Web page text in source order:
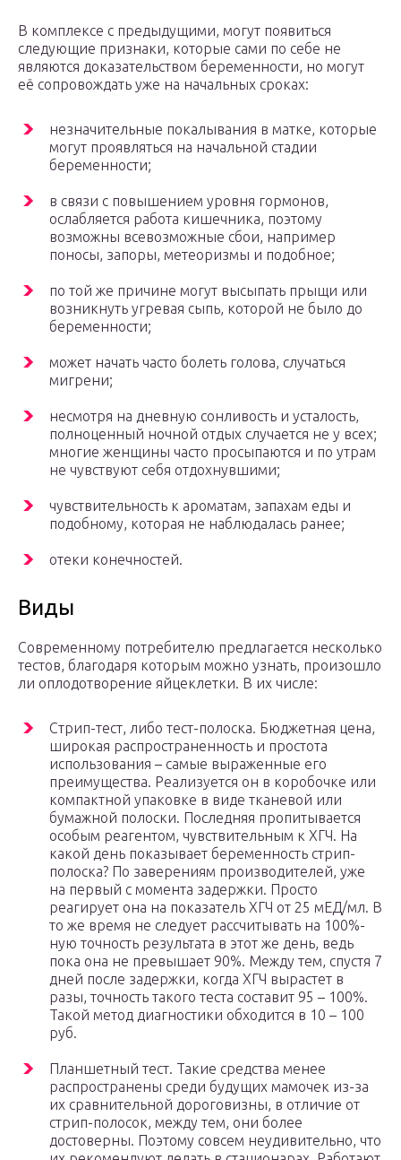
В комплексе с предыдущими, могут появиться
следующие признаки, которые сами по себе не
являются доказательством беременности, но могут
её сопровождать уже на начальных сроках:
незначительные покалывания в матке, которые
могут проявляться на начальной стадии
беременности;
в связи с повышением уровня гормонов,
ослабляется работа кишечника, поэтому
возможны всевозможные сбои, например
поносы, запоры, метеоризмы и подобное;
по той же причине могут высыпать прыщи или
возникнуть угревая сыпь, которой не было до
беременности;
может начать часто болеть голова, случаться
мигрени;
несмотря на дневную сонливость и усталость,
полноценный ночной отдых случается не у всех;
многие женщины часто просыпаются и по утрам
не чувствуют себя отдохнувшими;
чувствительность к ароматам, запахам еды и
подобному, которая не наблюдалась ранее;
отеки конечностей.
Виды
Современному потребителю предлагается несколько
тестов, благодаря которым можно узнать, произошло
ли оплодотворение яйцеклетки. В их числе:
Стрип-тест, либо тест-полоска. Бюджетная цена,
широкая распространенность и простота
использования – самые выраженные его
преимущества. Реализуется он в коробочке или
компактной упаковке в виде тканевой или
бумажной полоски. Последняя пропитывается
особым реагентом, чувствительным к ХГЧ. На
какой день показывает беременность стрип-
полоска? По заверениям производителей, уже
на первый с момента задержки. Просто
реагирует она на показатель ХГЧ от 25 мЕД/мл. В
то же время не следует рассчитывать на 100%-
ную точность результата в этот же день, ведь
пока она не превышает 90%. Между тем, спустя 7
дней после задержки, когда ХГЧ вырастет в
разы, точность такого теста составит 95 – 100%.
Такой метод диагностики обходится в 10 – 100
руб.
Планшетный тест. Такие средства менее
распространены среди будущих мамочек из-за
их сравнительной дороговизны, в отличие от
стрип-полосок, между тем, они более
достоверны. Поэтому совсем неудивительно, что